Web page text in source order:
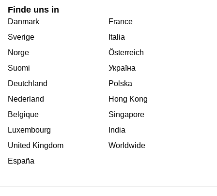
Finde uns in
Danmark
Sverige
Norge
Suomi
Deutchland
Nederland
Belgique
Luxembourg
United Kingdom
España
France
Italia
Österreich
Україна
Polska
Hong Kong
Singapore
India
Worldwide